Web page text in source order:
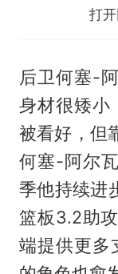
打
后卫何塞-
身材很矮小
被看好，但
何塞-阿尔
季他持续进
篮板3.2助
端提供更多